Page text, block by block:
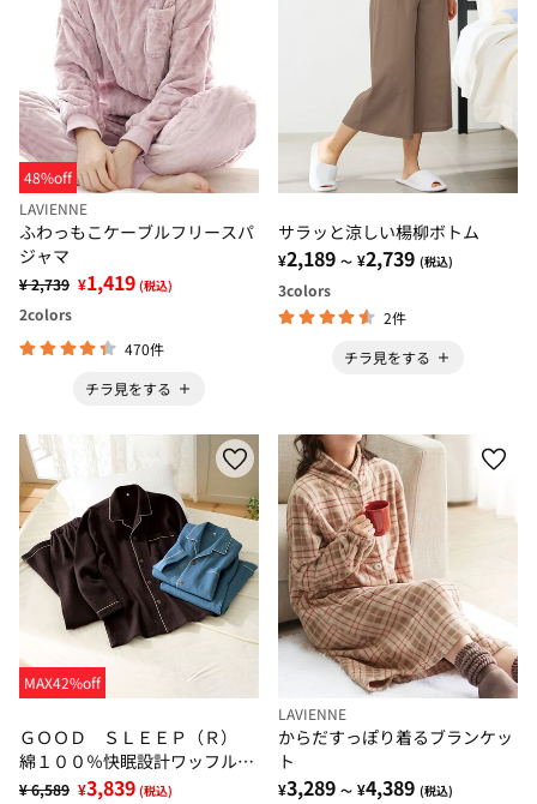
48%off
LAVIENNE
ふわっもこケーブルフリースパ
ジャマ
¥ 2,739 ¥1,419 (税込)
2colors
470件
チラ見をする
サラッと涼しい楊柳ボトム
¥2,189 ～ ¥2,739 (税込)
3colors
2件
チラ見をする
MAX42%off
ＧＯＯＤ ＳＬＥＥＰ（Ｒ）
綿１００％快眠設計ワッフルパ
ジャマ
¥ 6,589 ¥3,839 (税込)
LAVIENNE
からだすっぽり着るブランケッ
ト
¥3,289 ～ ¥4,389 (税込)